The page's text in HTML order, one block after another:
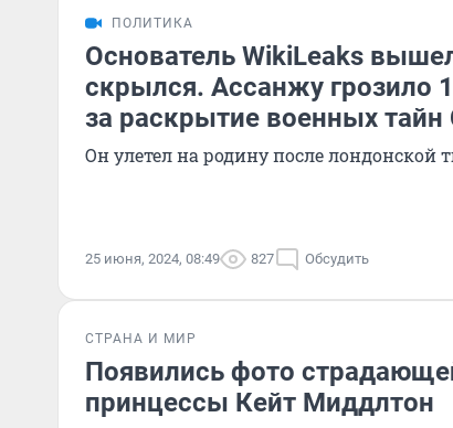
ПОЛИТИКА
Основатель WikiLeaks
скрылся. Ассанжу грозило
за раскрытие военных
Он улетел на родину после лондонской
25 июня, 2024, 08:49 827 Обсудить
СТРАНА И МИР
Появились фото
принцессы Кейт Миддлтон